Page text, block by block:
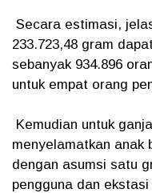
Secara estimasi,
233.723,48 gram
sebanyak 934.896
untuk empat orang
Kemudian untuk
menyelamatkan anak
dengan asumsi satu
pengguna dan